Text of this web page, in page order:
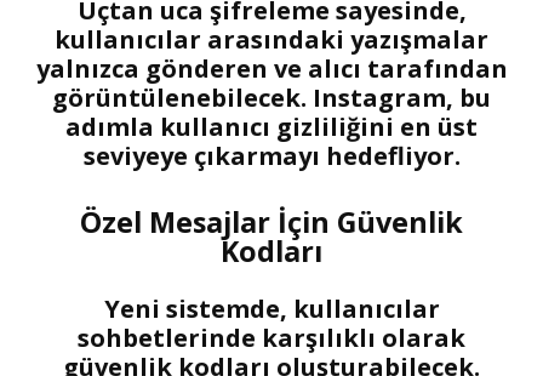
Uçtan uca şifreleme sayesinde,
kullanıcılar arasındaki yazışmalar
yalnızca gönderen ve alıcı tarafından
görüntülenebilecek. Instagram, bu
adımla kullanıcı gizliliğini en üst
seviyeye çıkarmayı hedefliyor.
Özel Mesajlar İçin Güvenlik
Kodları
Yeni sistemde, kullanıcılar
sohbetlerinde karşılıklı olarak
güvenlik kodları oluşturabilecek.